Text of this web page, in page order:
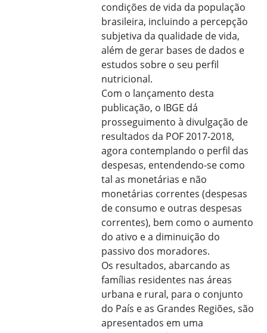
condições de vida da população
brasileira, incluindo a percepção
subjetiva da qualidade de vida,
além de gerar bases de dados e
estudos sobre o seu perfil
nutricional.
Com o lançamento desta
publicação, o IBGE dá
prosseguimento à divulgação de
resultados da POF 2017-2018,
agora contemplando o perfil das
despesas, entendendo-se como
tal as monetárias e não
monetárias correntes (despesas
de consumo e outras despesas
correntes), bem como o aumento
do ativo e a diminuição do
passivo dos moradores.
Os resultados, abarcando as
famílias residentes nas áreas
urbana e rural, para o conjunto
do País e as Grandes Regiões, são
apresentados em uma